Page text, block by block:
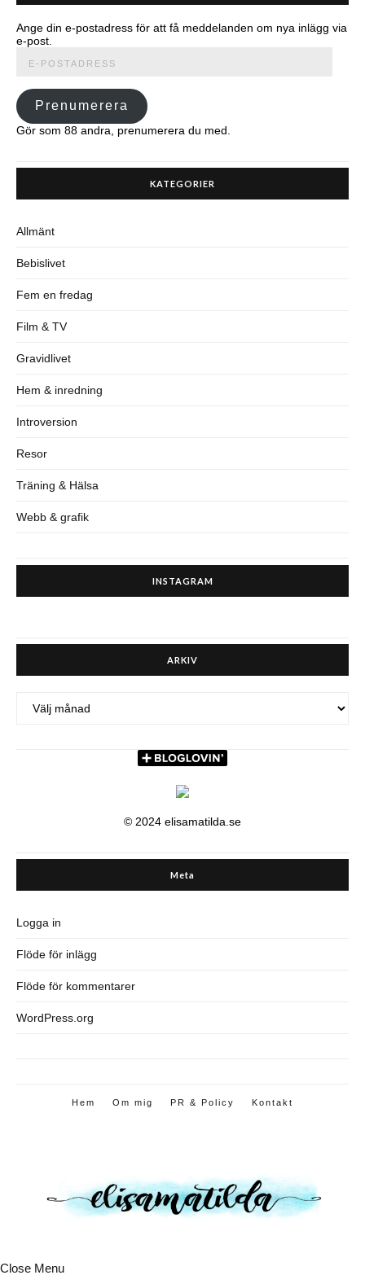
Ange din e-postadress för att få meddelanden om nya inlägg via
e-post.
postadress
Prenumerera
Gör som 88 andra, prenumerera du med.
KATEGORIER
Allmänt
Bebislivet
Fem en fredag
Film & TV
Gravidlivet
Hem & inredning
Introversion
Resor
Träning & Hälsa
Webb & grafik
INSTAGRAM
ARKIV
© 2024 elisamatilda.se
Meta
Logga in
Flöde för inlägg
Flöde för kommentarer
WordPress.org
Hem Om mig PR & Policy Kontakt
Close Menu